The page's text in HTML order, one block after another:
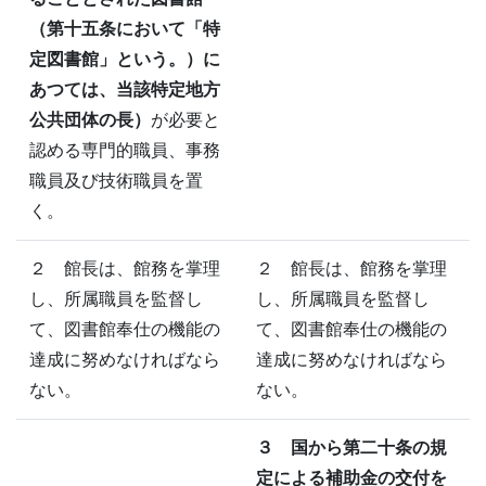
（第十五条において「特
定図書館」という。）に
あつては、当該特定地方
公共団体の長） が必要と
認める専門的職員、事務
職員及び技術職員を置
く。
２ 館長は、館務を掌理
し、所属職員を監督し
て、図書館奉仕の機能の
達成に努めなければなら
ない。
２ 館長は、館務を掌理
し、所属職員を監督し
て、図書館奉仕の機能の
達成に努めなければなら
ない。
３ 国から第二十条の規
定による補助金の交付を